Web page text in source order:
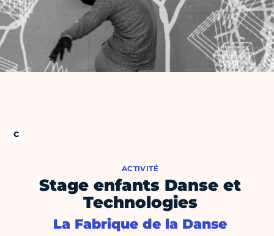
ACTIVITÉ
Stage enfants Danse et
Technologies
La Fabrique de la Danse